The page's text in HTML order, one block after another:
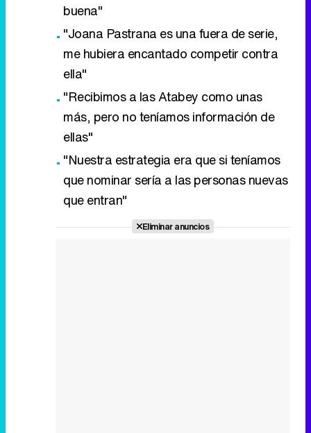
buena"
"Joana Pastrana es una fuera de serie,
me hubiera encantado competir contra
ella"
"Recibimos a las Atabey como unas
más, pero no teníamos información de
ellas"
"Nuestra estrategia era que si teníamos
que nominar sería a las personas nuevas
que entran"
Eliminar anuncios